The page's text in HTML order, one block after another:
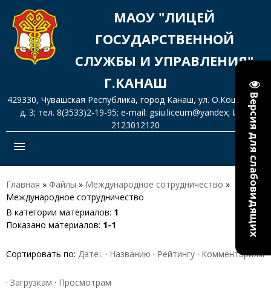
Версия для слабовидящих
МАОУ "ЛИЦЕЙ
ГОСУДАРСТВЕННОЙ
СЛУЖБЫ И УПРАВЛЕНИЯ"
Г.КАНАШ
429330, Чувашская Республика, город Канаш, ул. О.Кошевого,
д. 3; тел. 8(3533)2-19-95; e-mail: gsiu.liceum@yandex; ИНН
2123012120
menu
Главная » Файлы » Международное сотрудничество »
Международное сотрудничество
В категории материалов: 1
Показано материалов: 1-1
Сортировать по: Дате · Названию · Рейтингу · Комментариям
· Загрузкам · Просмотрам